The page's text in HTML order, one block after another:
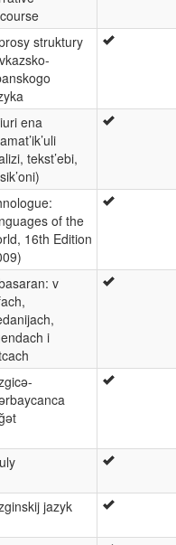
struktury
ena
tekst’ebi,
of the
16th Edition
v
i
jazyk